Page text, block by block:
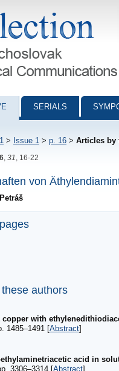
Communications - digital
SERIALS
> Issue 1 > p. 16 > Articles by
31
, 16-22
von
authors
with
1485–1491 [Abstract]
acid in
3306–3314 [Abstract]